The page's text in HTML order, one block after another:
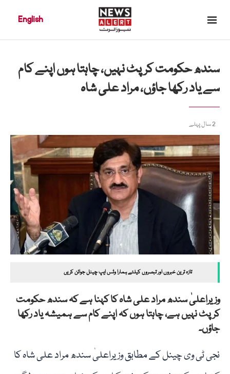
English
سندھ حکومت کرپٹ نہیں، چاہتا ہوں اپنے کام
سے یاد رکھا جاؤں، مراد علی شاہ
2 سال پہلے
تازہ ترین خبروں اور تبصروں کیلئے ہمارا وٹس ایپ چینل جوائن کریں
وزیراعلیٰ سندھ مراد علی شاہ کا کہنا ہے کہ سندھ حکومت
کرپٹ نہیں ہے، چاہتا ہوں کہ اپنے کام سے ہمیشہ یاد رکھا
جاؤں۔
نجی ٹی وی چینل کے مطابق وزیراعلیٰ سندھ مراد علی شاہ کا